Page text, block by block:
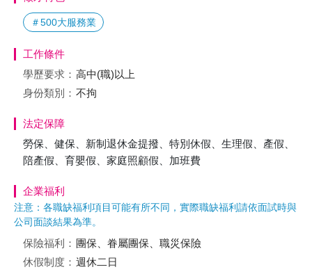
＃500大服務業
工作條件
學歷要求： 高中(職)以上
身份類別： 不拘
法定保障
勞保、健保、新制退休金提撥、特別休假、生理假、產假、
陪產假、育嬰假、家庭照顧假、加班費
企業福利
注意：各職缺福利項目可能有所不同，實際職缺福利請依面試時與
公司面談結果為準。
保險福利： 團保、眷屬團保、職災保險
休假制度： 週休二日